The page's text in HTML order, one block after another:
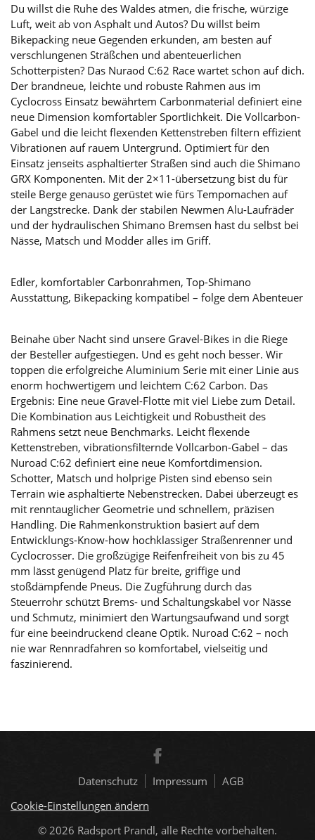
Du willst die Ruhe des Waldes atmen, die frische, würzige
Luft, weit ab von Asphalt und Autos? Du willst beim
Bikepacking neue Gegenden erkunden, am besten auf
verschlungenen Sträßchen und abenteuerlichen
Schotterpisten? Das Nuraod C:62 Race wartet schon auf dich.
Der brandneue, leichte und robuste Rahmen aus im
Cyclocross Einsatz bewährtem Carbonmaterial definiert eine
neue Dimension komfortabler Sportlichkeit. Die Vollcarbon-
Gabel und die leicht flexenden Kettenstreben filtern effizient
Vibrationen auf rauem Untergrund. Optimiert für den
Einsatz jenseits asphaltierter Straßen sind auch die Shimano
GRX Komponenten. Mit der 2×11-übersetzung bist du für
steile Berge genauso gerüstet wie fürs Tempomachen auf
der Langstrecke. Dank der stabilen Newmen Alu-Laufräder
und der hydraulischen Shimano Bremsen hast du selbst bei
Nässe, Matsch und Modder alles im Griff.
Edler, komfortabler Carbonrahmen, Top-Shimano
Ausstattung, Bikepacking kompatibel – folge dem Abenteuer
Beinahe über Nacht sind unsere Gravel-Bikes in die Riege
der Besteller aufgestiegen. Und es geht noch besser. Wir
toppen die erfolgreiche Aluminium Serie mit einer Linie aus
enorm hochwertigem und leichtem C:62 Carbon. Das
Ergebnis: Eine neue Gravel-Flotte mit viel Liebe zum Detail.
Die Kombination aus Leichtigkeit und Robustheit des
Rahmens setzt neue Benchmarks. Leicht flexende
Kettenstreben, vibrationsfilternde Vollcarbon-Gabel – das
Nuroad C:62 definiert eine neue Komfortdimension.
Schotter, Matsch und holprige Pisten sind ebenso sein
Terrain wie asphaltierte Nebenstrecken. Dabei überzeugt es
mit renntauglicher Geometrie und schnellem, präzisen
Handling. Die Rahmenkonstruktion basiert auf dem
Entwicklungs-Know-how hochklassiger Straßenrenner und
Cyclocrosser. Die großzügige Reifenfreiheit von bis zu 45
mm lässt genügend Platz für breite, griffige und
stoßdämpfende Pneus. Die Zugführung durch das
Steuerrohr schützt Brems- und Schaltungskabel vor Nässe
und Schmutz, minimiert den Wartungsaufwand und sorgt
für eine beeindruckend cleane Optik. Nuroad C:62 – noch
nie war Rennradfahren so komfortabel, vielseitig und
faszinierend.
© 2026 Radsport Prandl, alle Rechte vorbehalten.
Datenschutz Impressum
AGB
Cookie-Einstellungen ändern